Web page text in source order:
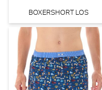
BOXERSHORT LOS